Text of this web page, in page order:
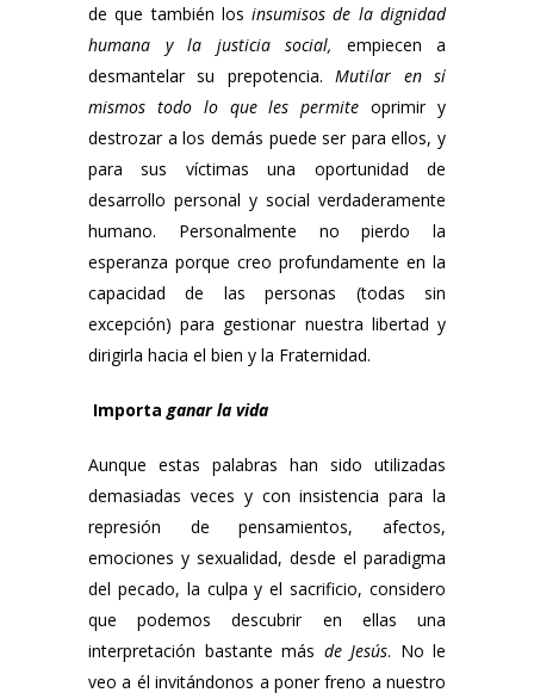
de que también losinsumisos de la dignidad
humana y la justicia social, empiecen a
desmantelar su prepotencia.Mutilar en sí
mismos todo lo que les permiteoprimir y
destrozar a los demás puede ser para ellos, y
para sus víctimas una oportunidad de
desarrollo personal y social verdaderamente
humano. Personalmente no pierdo la
esperanza porque creo profundamente en la
capacidad de las personas (todas sin
excepción) para gestionar nuestra libertad y
dirigirla hacia el bien y la Fraternidad.
Importaganar la vida
Aunque estas palabras han sido utilizadas
demasiadas veces y con insistencia para la
represión de pensamientos, afectos,
emociones y sexualidad, desde el paradigma
del pecado, la culpa y el sacrificio, considero
que podemos descubrir en ellas una
interpretación bastante más de Jesús. No le
veo a él invitándonos a poner freno a nuestro